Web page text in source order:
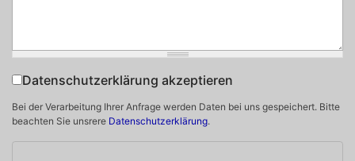
Datenschutzerklärung akzeptieren
Datenschutz*
Bei der Verarbeitung Ihrer Anfrage werden Daten bei uns gespeichert. Bitte
beachten Sie unsrere Datenschutzerklärung.